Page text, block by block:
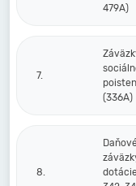
479A)
7.
(336A)
8.
Daňové